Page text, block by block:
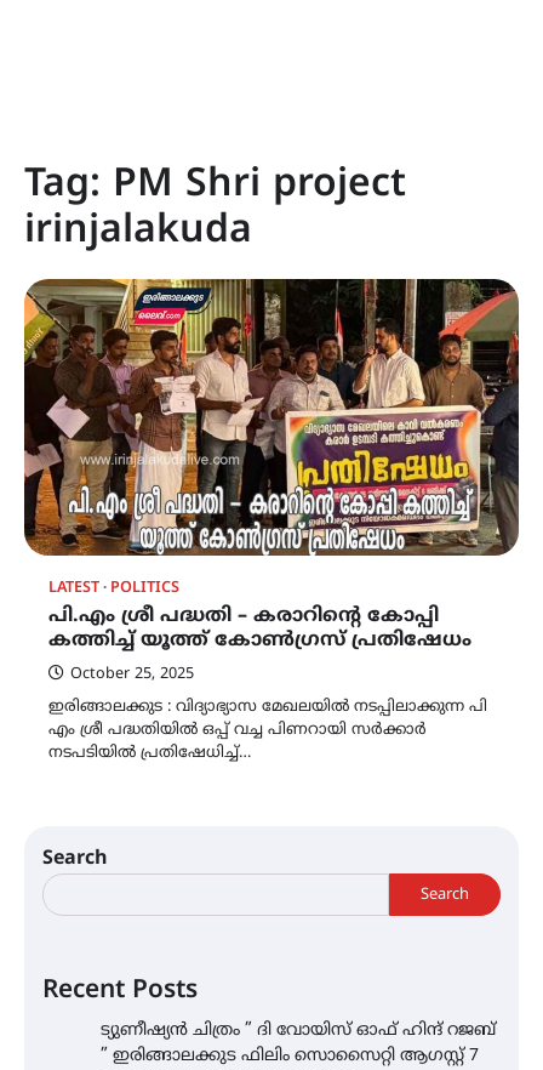
Tag: PM Shri project
irinjalakuda
LATEST POLITICS
പി.എം ശ്രീ പദ്ധതി – കരാറിന്റെ കോപ്പി
കത്തിച്ച് യൂത്ത് കോൺഗ്രസ്‌ പ്രതിഷേധം
October 25, 2025
ഇരിങ്ങാലക്കുട : വിദ്യാഭ്യാസ മേഖലയിൽ നടപ്പിലാക്കുന്ന പി
എം ശ്രീ പദ്ധതിയിൽ ഒപ്പ് വച്ച പിണറായി സർക്കാർ
നടപടിയിൽ പ്രതിഷേധിച്ച്…
Search
Search
Recent Posts
ട്യുണീഷ്യൻ ചിത്രം ” ദി വോയിസ് ഓഫ് ഹിന്ദ് റജബ്
” ഇരിങ്ങാലക്കുട ഫിലിം സൊസൈറ്റി ആഗസ്റ്റ് 7